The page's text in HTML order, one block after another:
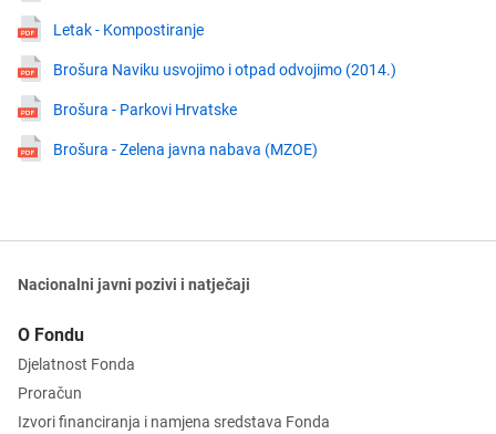
Letak - Kompostiranje
Brošura Naviku usvojimo i otpad odvojimo (2014.)
Brošura - Parkovi Hrvatske
Brošura - Zelena javna nabava (MZOE)
Nacionalni javni pozivi i natječaji
O Fondu
Djelatnost Fonda
Proračun
Izvori financiranja i namjena sredstava Fonda